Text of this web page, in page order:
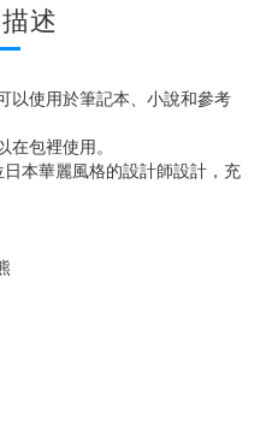
述
以使用於筆記本、小說和參考
包裡使用。
本華麗風格的設計師設計，充